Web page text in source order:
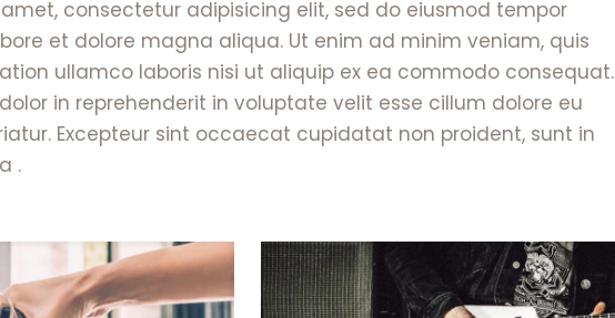
consectetur adipisicing elit, sed do eiusmod tempor
et dolore magna aliqua. Ut enim ad minim veniam, quis
ullamco laboris nisi ut aliquip ex ea commodo consequat.
in reprehenderit in voluptate velit esse cillum dolore eu
Excepteur sint occaecat cupidatat non proident, sunt in
.